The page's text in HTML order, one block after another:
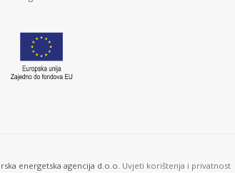
energetska agencija d.o.o. Uvjeti korištenja i privatnost